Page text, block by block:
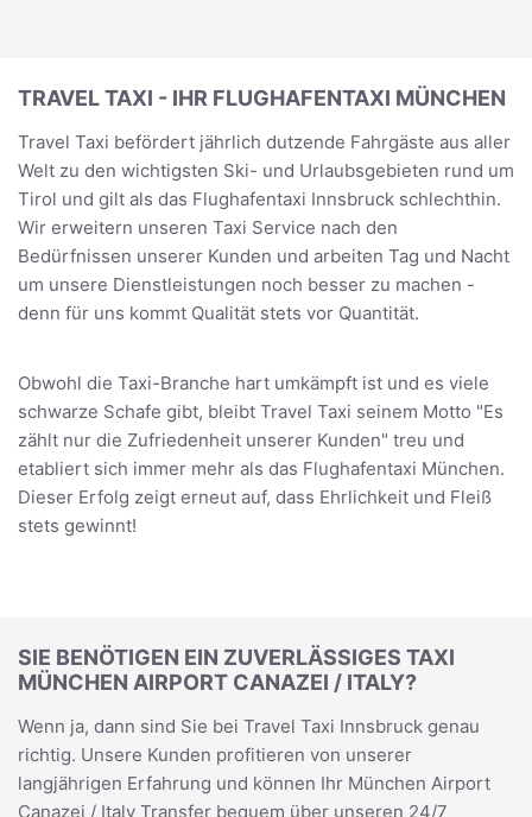
TRAVEL TAXI - IHR FLUGHAFENTAXI MÜNCHEN
Travel Taxi befördert jährlich dutzende Fahrgäste aus aller
Welt zu den wichtigsten Ski- und Urlaubsgebieten rund um
Tirol und gilt als das Flughafentaxi Innsbruck schlechthin.
Wir erweitern unseren Taxi Service nach den
Bedürfnissen unserer Kunden und arbeiten Tag und Nacht
um unsere Dienstleistungen noch besser zu machen -
denn für uns kommt Qualität stets vor Quantität.
Obwohl die Taxi-Branche hart umkämpft ist und es viele
schwarze Schafe gibt, bleibt Travel Taxi seinem Motto "Es
zählt nur die Zufriedenheit unserer Kunden" treu und
etabliert sich immer mehr als das Flughafentaxi München.
Dieser Erfolg zeigt erneut auf, dass Ehrlichkeit und Fleiß
stets gewinnt!
SIE BENÖTIGEN EIN ZUVERLÄSSIGES TAXI
MÜNCHEN AIRPORT CANAZEI / ITALY?
Wenn ja, dann sind Sie bei Travel Taxi Innsbruck genau
richtig. Unsere Kunden profitieren von unserer
langjährigen Erfahrung und können Ihr München Airport
Canazei / Italy Transfer bequem über unseren 24/7